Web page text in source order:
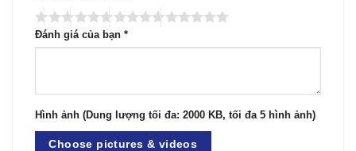
Đánh giá của bạn *
Hình ảnh (Dung lượng tối đa: 2000 KB, tối đa 5 hình ảnh)
Choose pictures & videos